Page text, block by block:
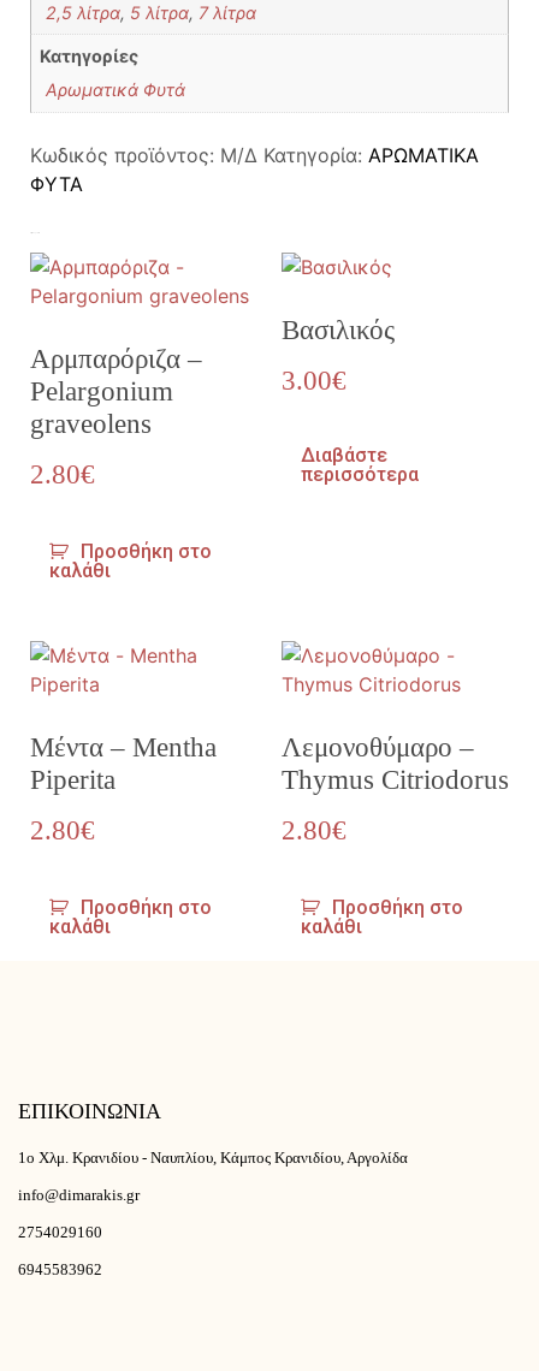
2,5 λίτρα, 5 λίτρα, 7 λίτρα
Κατηγορίες
Αρωματικά Φυτά
Κωδικός προϊόντος: Μ/Δ Κατηγορία: ΑΡΩΜΑΤΙΚΑ
ΦΥΤΑ
Αρμπαρόριζα –
Pelargonium
graveolens
2.80€
Προσθήκη στο
καλάθι
Βασιλικός
3.00€
Διαβάστε
περισσότερα
Μέντα – Mentha
Piperita
2.80€
Προσθήκη στο
καλάθι
Λεμονοθύμαρο –
Thymus Citriodorus
2.80€
Προσθήκη στο
καλάθι
ΕΠΙΚΟΙΝΩΝΙΑ
1ο Χλμ. Κρανιδίου - Ναυπλίου, Κάμπος Κρανιδίου, Αργολίδα
info@dimarakis.gr
2754029160
6945583962